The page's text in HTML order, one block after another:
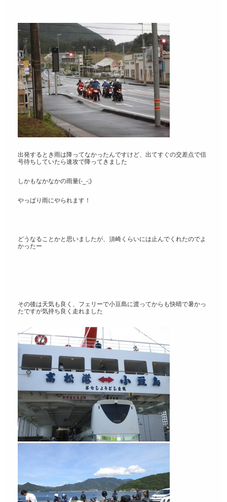
出発するとき雨は降ってなかったんですけど、出てすぐの交差点で信
号待ちしていたら速攻で降ってきました
しかもなかなかの雨量(-_-;)
やっぱり雨にやられます！
どうなることかと思いましたが、須崎くらいには止んでくれたのでよ
かったー
その後は天気も良く、フェリーで小豆島に渡ってからも快晴で暑かっ
たですが気持ち良く走れました